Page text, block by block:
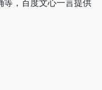
等，百度文心一言提供